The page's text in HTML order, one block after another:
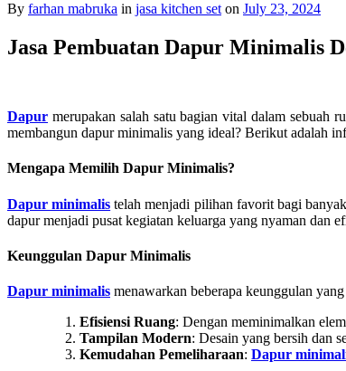
By farhan mabruka in jasa kitchen set on July 23, 2024
Jasa Pembuatan Dapur Minimalis
Dapur merupakan salah satu bagian vital dalam sebuah
membangun dapur minimalis yang ideal? Berikut adalah
Mengapa Memilih Dapur Minimalis?
Dapur minimalis telah menjadi pilihan favorit bagi
dapur menjadi pusat kegiatan keluarga yang nyaman dan
Keunggulan Dapur Minimalis
Dapur minimalis menawarkan beberapa keunggulan
Efisiensi Ruang: Dengan meminimalkan
Tampilan Modern: Desain yang bersih dan
Kemudahan Pemeliharaan: Dapur